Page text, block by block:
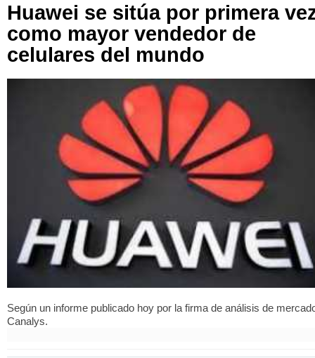
Huawei se sitúa por primera
como mayor vendedor de
celulares del mundo
Según un informe publicado hoy por la firma de análisis de
Canalys.